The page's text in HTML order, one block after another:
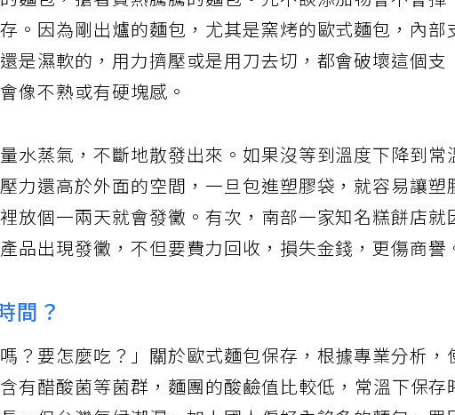
麵包，搶著買熱騰騰的麵包。先不談添加物會不會揮
。因為剛出爐的麵包，尤其是窯烤的歐式麵包，內部
是濕軟的，用力擠壓或是用刀去切，都會破壞這個支
像不熟或有硬塊感。
水蒸氣，不斷地散發出來。如果沒等到溫度下降到常
力還高於外面的空間，一旦包進塑膠袋，就容易讓塑
放個一兩天就會發黴。有次，南部一家知名糕餅店就
品出現發黴，不但要費力回收，損失金錢，更傷商譽
間？
？要怎麼吃？」關於歐式麵包保存，根據專業分析，
有醋酸菌等菌群，麵團的酸鹼值比較低，常溫下保存